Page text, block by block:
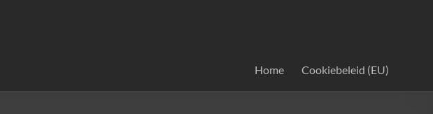
Home
Cookiebeleid (EU)